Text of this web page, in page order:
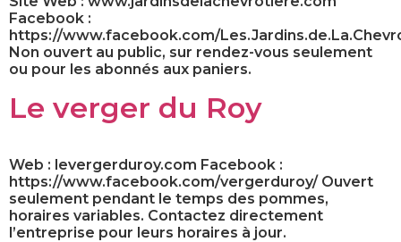
Facebook :
https://www.facebook.com/
Non ouvert au public, sur rendez-vous seulement
ou pour les abonnés aux paniers.
Le verger du Roy
Web : levergerduroy.com Facebook :
https://www.facebook.com/vergerduroy/ Ouvert
seulement pendant le temps des pommes,
horaires variables. Contactez directement
l’entreprise pour leurs horaires à jour.